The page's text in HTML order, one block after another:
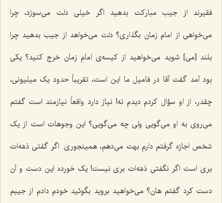
فقیرند از جیب مبارکت بدهید اگر خیلی دلت می‌سوزد، چرا
می‌خواهی از امام زمان بگذاری؟ دلت می‌خواهد از جیب بدهید چرا
بلند [می‌] شوید می‌خواهید از کیسه‌ی امام زمان خرج کنید؟ یکی
بود آمد گفت آقا در فامیل ما این است، تقریباً حدود یک میلیونی،
چقدر، از او سؤال کردم دیدم نه! نیاز دارد واقعاً نیازمند است گفتم
می‌روی به او می‌گویی ولی چه می‌گویی؟ این وجوهات است از یک
شخص اجازه گرفتم دارم بهت می‌دهم، همینجوری. اگر گفتی ذمّه‌ات
بری است اگر نگفتی ذمّه‌ات بری نیست! یک خورده این دست و آن
دست کرد گفتم هان؟ می‌خواهید بروید بگوئید خودم دادم از جیبم